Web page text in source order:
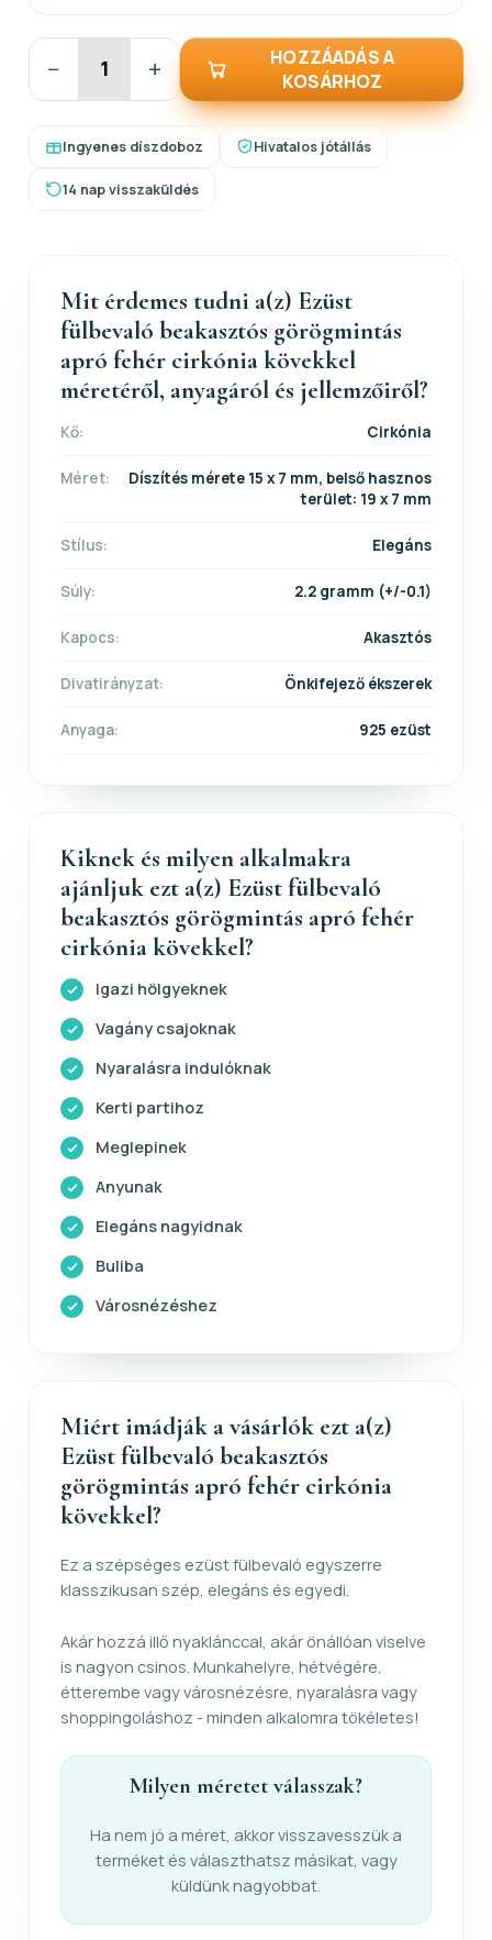
− +
HOZZÁADÁS A
KOSÁRHOZ
Ingyenes díszdoboz Hivatalos jótállás
14 nap visszaküldés
Mit érdemes tudni a(z) Ezüst
fülbevaló beakasztós görögmintás
apró fehér cirkónia kövekkel
méretéről, anyagáról és jellemzőiről?
Kő: Cirkónia
Méret:
Díszítés mérete 15 x 7 mm, belső hasznos
terület: 19 x 7 mm
Stílus: Elegáns
Súly: 2.2 gramm (+/-0.1)
Kapocs: Akasztós
Divatirányzat: Önkifejező ékszerek
Anyaga: 925 ezüst
Kiknek és milyen alkalmakra
ajánljuk ezt a(z) Ezüst fülbevaló
beakasztós görögmintás apró fehér
cirkónia kövekkel?
Igazi hölgyeknek
Vagány csajoknak
Nyaralásra indulóknak
Kerti partihoz
Meglepinek
Anyunak
Elegáns nagyidnak
Buliba
Városnézéshez
Miért imádják a vásárlók ezt a(z)
Ezüst fülbevaló beakasztós
görögmintás apró fehér cirkónia
kövekkel?
Ez a szépséges ezüst fülbevaló egyszerre
klasszikusan szép, elegáns és egyedi.
Akár hozzá illő nyaklánccal, akár önállóan viselve
is nagyon csinos. Munkahelyre, hétvégére,
étterembe vagy városnézésre, nyaralásra vagy
shoppingoláshoz - minden alkalomra tökéletes!
Milyen méretet válasszak?
Ha nem jó a méret, akkor visszavesszük a
terméket és választhatsz másikat, vagy
küldünk nagyobbat.